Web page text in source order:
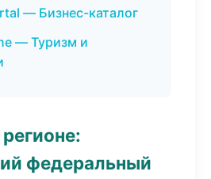
— Бизнес-каталог
— Туризм и
федеральный